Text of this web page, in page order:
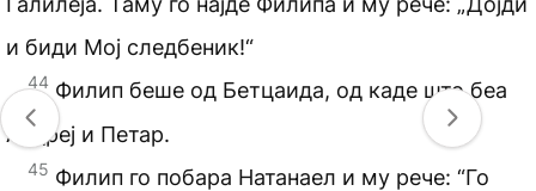
и биди Мој следбеник!“
44 Филип беше од Бетцаида, од каде што беа
Андреј и Петар.
45 Филип го побара Натанаел и му рече: “Го